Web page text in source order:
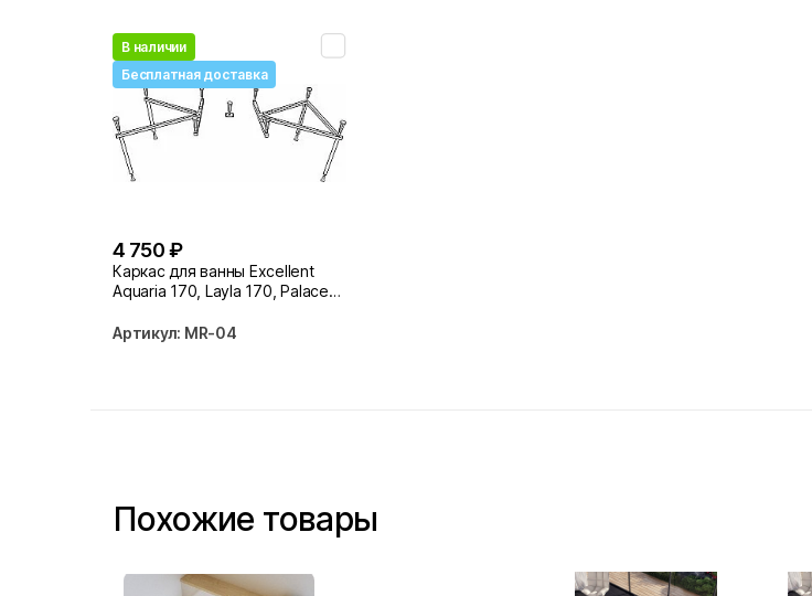
В наличии
Бесплатная доставка
4 750 ₽
Каркас для ванны Excellent
Aquaria 170, Layla 170, Palace
170x75 MR-04
Артикул: MR-04
Похожие товары